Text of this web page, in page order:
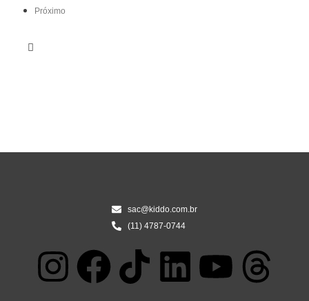
Próximo
sac@kiddo.com.br
(11) 4787-0744